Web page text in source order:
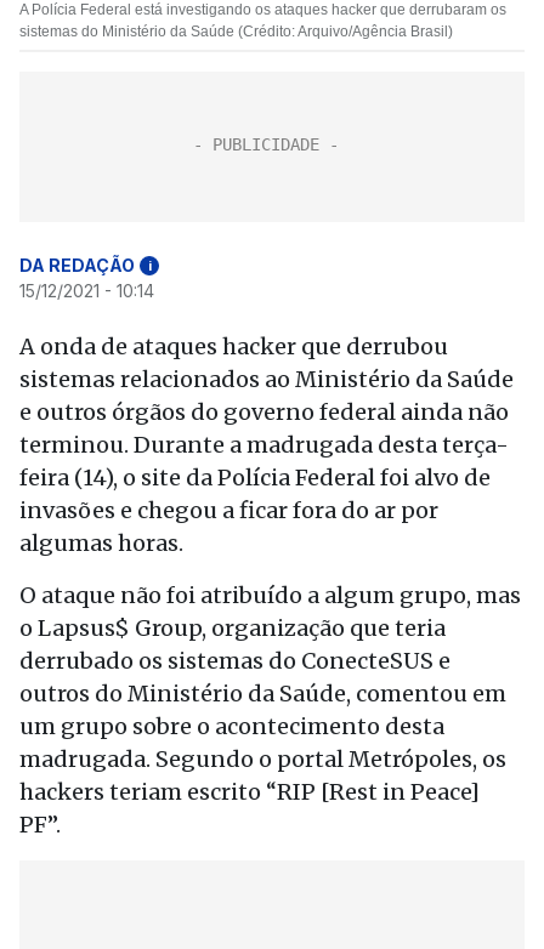
A Polícia Federal está investigando os ataques hacker que derrubaram os
sistemas do Ministério da Saúde (Crédito: Arquivo/Agência Brasil)
DA REDAÇÃO i
15/12/2021 - 10:14
A onda de ataques hacker que derrubou
sistemas relacionados ao Ministério da Saúde
e outros órgãos do governo federal ainda não
terminou. Durante a madrugada desta terça-
feira (14), o site da Polícia Federal foi alvo de
invasões e chegou a ficar fora do ar por
algumas horas.
O ataque não foi atribuído a algum grupo, mas
o Lapsus$ Group, organização que teria
derrubado os sistemas do ConecteSUS e
outros do Ministério da Saúde, comentou em
um grupo sobre o acontecimento desta
madrugada. Segundo o portal Metrópoles, os
hackers teriam escrito “RIP [Rest in Peace]
PF”.